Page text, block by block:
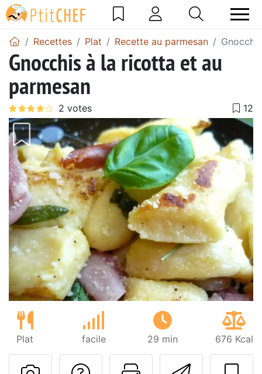
Recettes Plat Recette au parmesan
Gnocchis à la ricotta et au
parmesan
Plat facile 29 min 676 Kcal